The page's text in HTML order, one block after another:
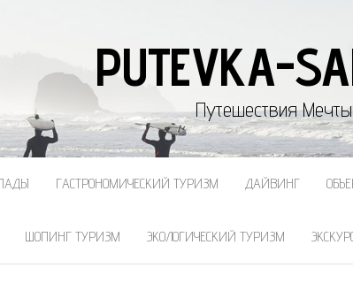
PUTEVKA-
Путешествия Мечты
ГАСТРОНОМИЧЕСКИЙ ТУРИЗМ ДАЙВИНГ
ШОПИНГ ТУРИЗМ ЭКОЛОГИЧЕСКИЙ ТУРИЗМ